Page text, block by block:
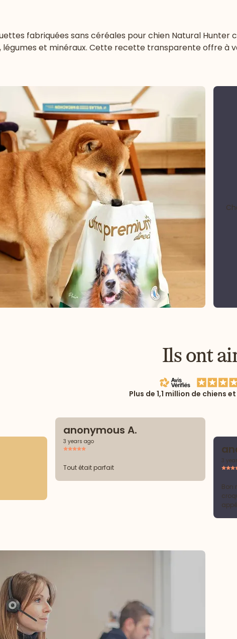
fabriquées sans céréales pour chienNatural Hunter
légumes et minéraux. Cette recette transparente offre à
Ils ont
Plus de 1,1 million de chiens
anonymous A.
3 years ago
Tout était parfait
3
Bon